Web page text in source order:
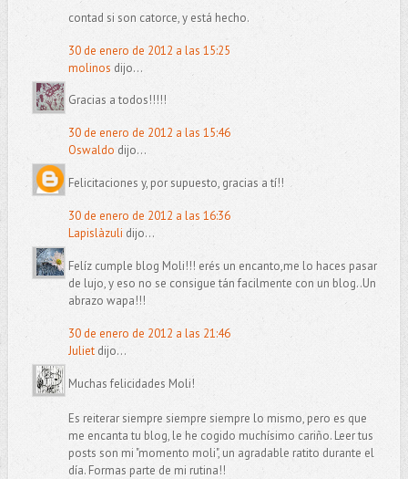
contad si son catorce, y está hecho.
30 de enero de 2012 a las 15:25
molinos dijo...
Gracias a todos!!!!!
30 de enero de 2012 a las 15:46
Oswaldo dijo...
Felicitaciones y, por supuesto, gracias a tí!!
30 de enero de 2012 a las 16:36
Lapislàzuli dijo...
Felíz cumple blog Moli!!! erés un encanto,me lo haces pasar
de lujo, y eso no se consigue tán facilmente con un blog..Un
abrazo wapa!!!
30 de enero de 2012 a las 21:46
Julietdijo...
Muchas felicidades Moli!
Es reiterar siempre siempre siempre lo mismo, pero es que
me encanta tu blog, le he cogido muchísimo cariño. Leer tus
posts son mi "momento moli", un agradable ratito durante el
día. Formas parte de mi rutina!!